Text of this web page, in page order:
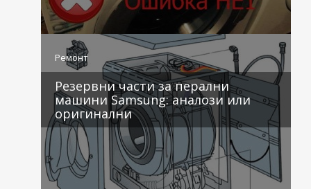
4 коментара
Ремонт
Резервни части за перални
машини Samsung: аналози или
оригинални